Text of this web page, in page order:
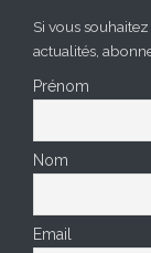
Si vous
actualités,
Prénom
Nom
Email